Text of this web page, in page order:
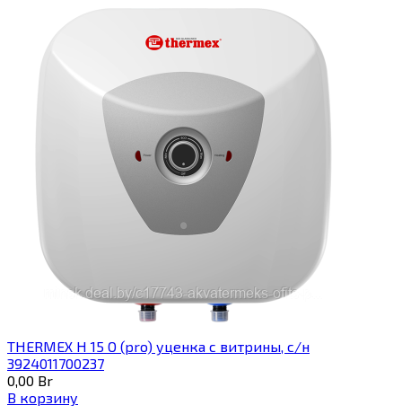
THERMEX H 15 O (pro) уценка с витрины, с/н
3924011700237
0,00 Br
В корзину